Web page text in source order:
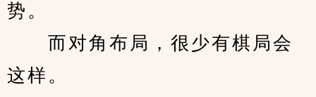
势。
而对角布局，很少有棋局会
这样。